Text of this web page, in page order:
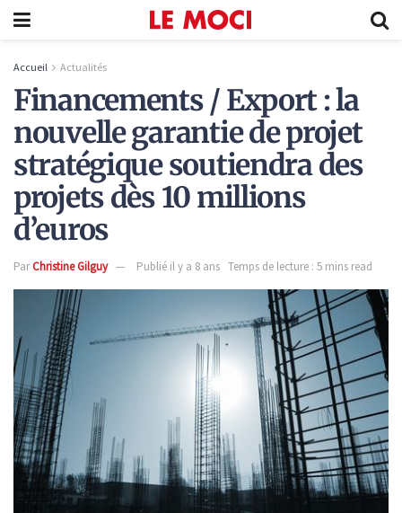
Accueil Actualités
Financements / Export : la
nouvelle garantie de projet
stratégique soutiendra des
projets dès 10 millions
d’euros
ParChristine Gilguy Publié il y a 8 ans Temps de lecture : 5 mins read